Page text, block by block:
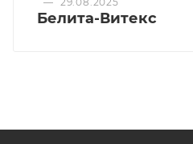
Мультиактивный комплекс
Белита-Витекс